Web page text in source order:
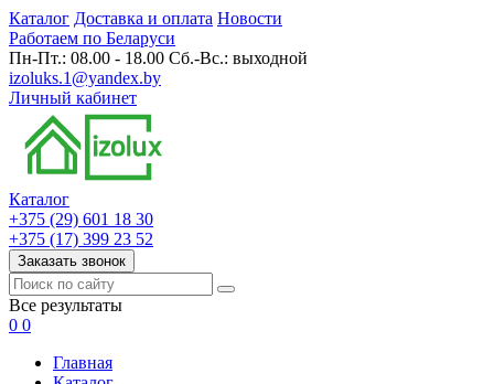
Каталог Доставка и оплата Новости
Работаем по Беларуси
Пн-Пт.: 08.00 - 18.00 Сб.-Вс.: выходной
izoluks.1@yandex.by
Личный кабинет
Каталог
+375 (29) 601 18 30
+375 (17) 399 23 52
Заказать звонок
Все результаты
0 0
Главная